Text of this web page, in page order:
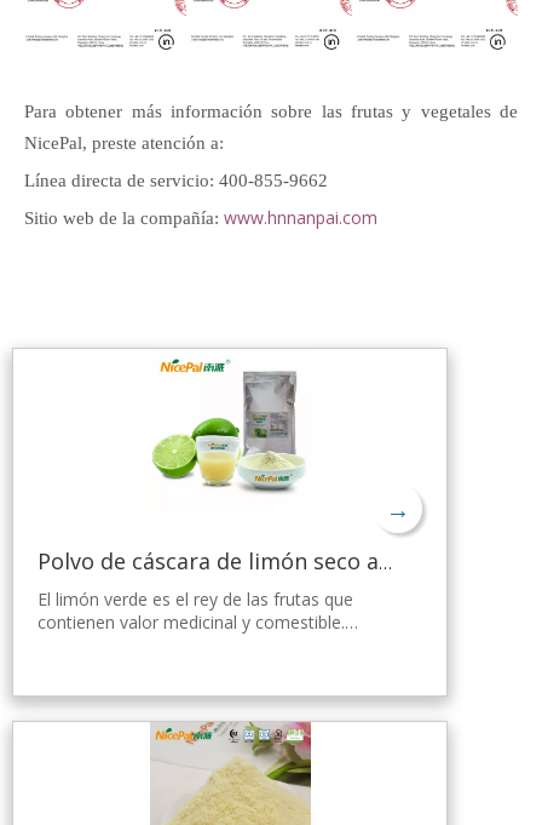
Para obtener más información sobre las frutas y vegetales de
NicePal, preste atención a:
Línea directa de servicio: 400-855-9662
Sitio web de la compañía: www.hnnanpai.com
→
Polvo de cáscara de limón seco a granel
El limón verde es el rey de las frutas que
contienen valor medicinal y comestible.
la tecnología y el procesamiento de secado
que mantiene bien su nutrición y aroma a
limón fresco. Disuelto instantáneamente,